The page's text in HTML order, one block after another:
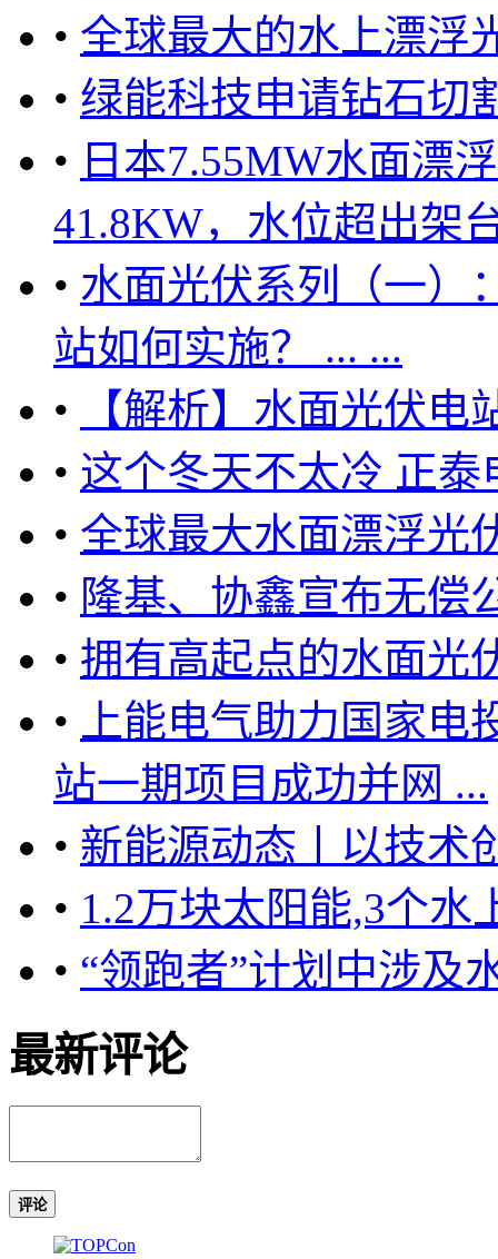
• 全球最大的水上漂浮
• 绿能科技申请钻石切
• 日本7.55MW水面漂
41.8KW，水位超出架
• 水面光伏系列（一）
站如何实施？ ... ...
•
【解析】水面光伏
• 这个冬天不太冷 正
• 全球最大水面漂浮光
• 隆基、协鑫宣布无偿
• 拥有高起点的水面光
•
上能电气助力国家
站一期项目成功并网 ...
• 新能源动态丨以技术
• 1.2万块太阳能,3个水
• “领跑者”计划中涉及
最新评论
评论